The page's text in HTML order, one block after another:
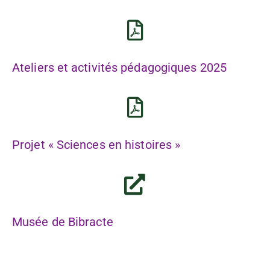
Ateliers et activités pédagogiques 2025
Projet « Sciences en histoires »
Musée de Bibracte